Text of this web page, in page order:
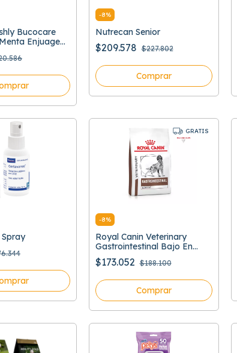
Bucocare
Enjuage
-8%
Nutrecan Senior
$209.578 $227.802
Comprar
GRATIS
-8%
Royal Canin Veterinary
Gastrointestinal Bajo En
Grasa
$173.052 $188.100
Comprar